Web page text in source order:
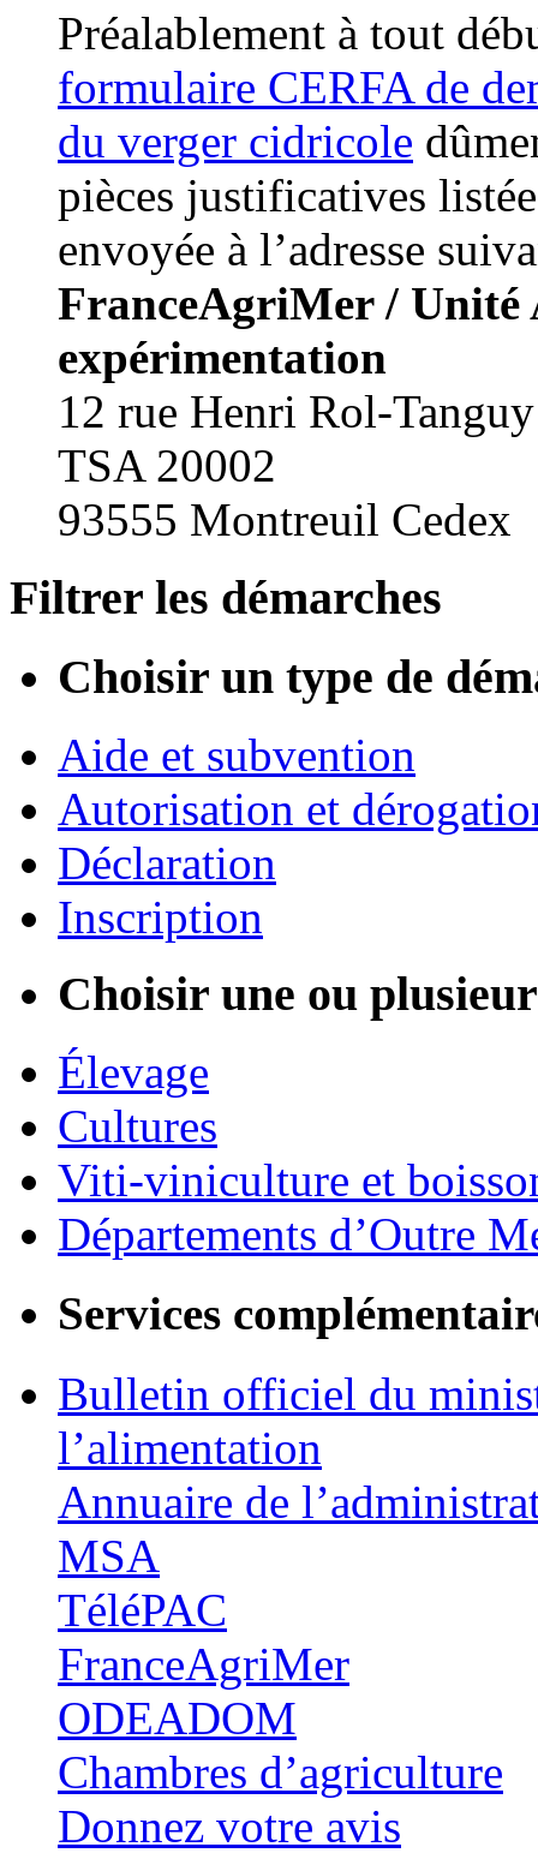
Préalablement à tout
formulaire CERFA de
du verger cidricole
pièces justificatives
envoyée à l’adresse
FranceAgriMer / Unité
expérimentation
12 rue Henri Rol-Tanguy
TSA 20002
93555 Montreuil Cedex
Filtrer les démarches
Choisir un type de
Aide et subvention
Autorisation et
Déclaration
Inscription
Choisir une ou
Élevage
Cultures
Viti-viniculture et
Départements d’Outre
Services
Bulletin officiel du
l’alimentation
Annuaire de
MSA
TéléPAC
FranceAgriMer
ODEADOM
Chambres d’agriculture
Donnez votre avis